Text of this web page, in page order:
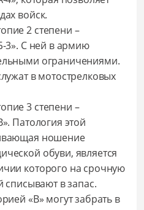
войск.
2 степени –
3». С ней в армию
ограничениями.
в мотострелковых
3 степени –
Патология этой
ношение
обуви, является
которого на срочную
списывают в запас.
«В» могут забрать в